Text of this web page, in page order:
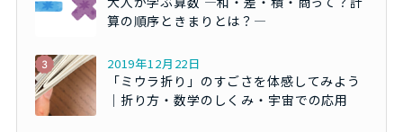
算の順序ときまりとは？―
2019年12月22日
「ミウラ折り」のすごさを体感してみよう
｜折り方・数学のしくみ・宇宙での応用